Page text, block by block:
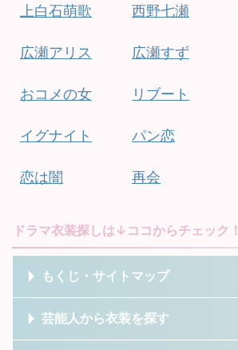
上白石萌歌
広瀬アリス
おコメの女
イグナイト
恋は闇
西野七瀬
広瀬すず
リブート
パン恋
再会
ドラマ衣装探しは↓ココからチェック！
もくじ・サイトマップ
芸能人から衣装を探す